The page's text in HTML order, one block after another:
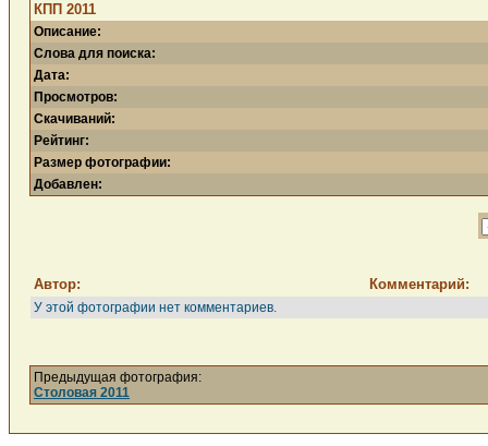
КПП 2011
Описание:
Слова для поиска:
Дата:
Просмотров:
Скачиваний:
Рейтинг:
Размер фотографии:
Добавлен:
Автор: Комментарий:
У этой фотографии нет комментариев.
Предыдущая фотография:
Столовая 2011